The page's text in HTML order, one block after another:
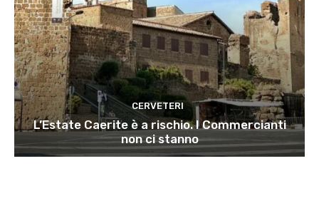
CERVETERI
L’Estate Caerite è a rischio. I Commercianti
non ci stanno